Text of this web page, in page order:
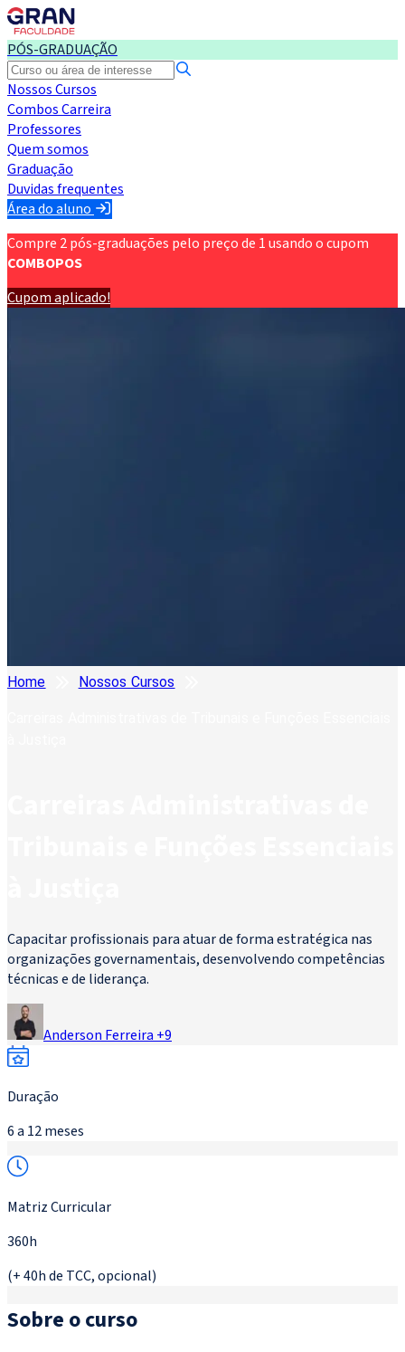
PÓS-GRADUAÇÃO
Nossos Cursos
Combos Carreira
Professores
Quem somos
Graduação
Duvidas frequentes
Área do aluno
Compre 2 pós-graduações pelo preço de 1 usando o cupom
COMBOPOS
Cupom aplicado!
Home Nossos Cursos
Capacitar profissionais para atuar de forma estratégica nas
organizações governamentais, desenvolvendo competências
técnicas e de liderança.
Anderson Ferreira +9
Duração
6 a 12 meses
Matriz Curricular
360h
(+ 40h de TCC, opcional)
Sobre o curso